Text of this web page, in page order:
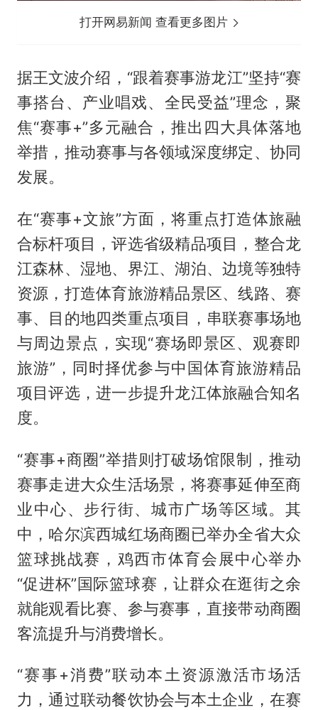
打开网易新闻 查看更多图片
据王文波介绍，“跟着赛事游龙江”坚持“赛
事搭台、产业唱戏、全民受益”理念，聚
焦“赛事+”多元融合，推出四大具体落地
举措，推动赛事与各领域深度绑定、协同
发展。
在“赛事+文旅”方面，将重点打造体旅融
合标杆项目，评选省级精品项目，整合龙
江森林、湿地、界江、湖泊、边境等独特
资源，打造体育旅游精品景区、线路、赛
事、目的地四类重点项目，串联赛事场地
与周边景点，实现“赛场即景区、观赛即
旅游”，同时择优参与中国体育旅游精品
项目评选，进一步提升龙江体旅融合知名
度。
“赛事+商圈”举措则打破场馆限制，推动
赛事走进大众生活场景，将赛事延伸至商
业中心、步行街、城市广场等区域。其
中，哈尔滨西城红场商圈已举办全省大众
篮球挑战赛，鸡西市体育会展中心举办
“促进杯”国际篮球赛，让群众在逛街之余
就能观看比赛、参与赛事，直接带动商圈
客流提升与消费增长。
“赛事+消费”联动本土资源激活市场活
力，通过联动餐饮协会与本土企业，在赛